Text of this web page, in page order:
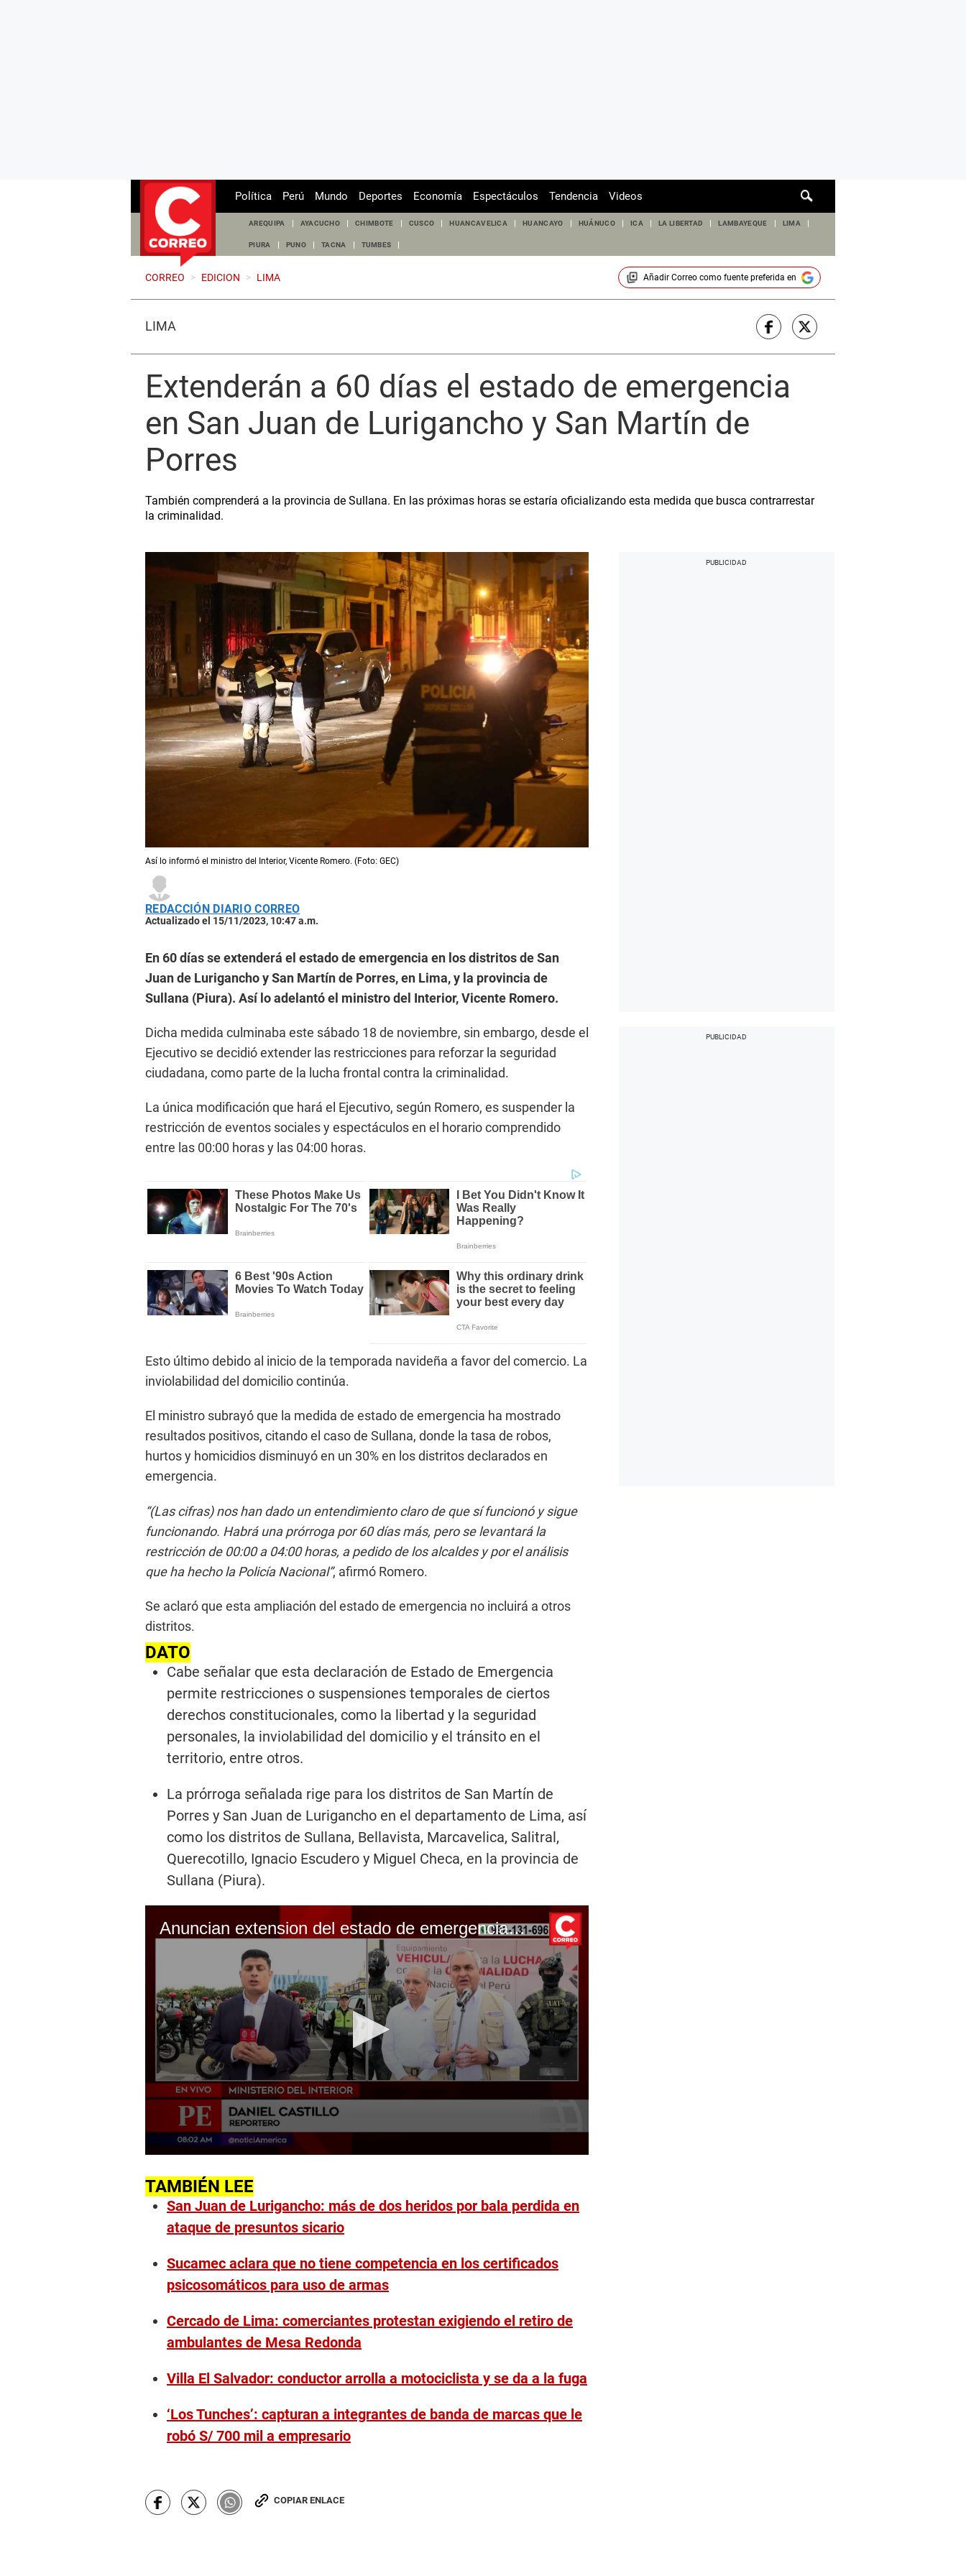
de
Política Perú Mundo Deportes Economía Espectáculos Tendencia Videos
AREQUIPA AYACUCHO CHIMBOTE CUSCO HUANCAVELICA HUANCAYO HUÁNUCO ICA LA LIBERTAD LAMBAYEQUE LIMA
PIURA PUNO TACNA TUMBES
CORREO > EDICION > LIMA Añadir Correocomo fuente preferida en
LIMA
Extenderán a 60 días el estado de emergencia
en San Juan de Lurigancho y San Martín de
Porres
También comprenderá a la provincia de Sullana. En las próximas horas se estaría oficializando esta medida que busca contrarrestar
la criminalidad.
Así lo informó el ministro del Interior, Vicente Romero. (Foto: GEC)
REDACCIÓN DIARIO CORREO
Actualizado el 15/11/2023, 10:47 a.m.
En 60 días se extenderá el estado de emergencia en los distritos de San
Juan de Lurigancho y San Martín de Porres, en Lima, y la provincia de
Sullana (Piura). Así lo adelantó el ministro del Interior, Vicente Romero.
Dicha medida culminaba este sábado 18 de noviembre, sin embargo, desde el
Ejecutivo se decidió extender las restricciones para reforzar la seguridad
ciudadana, como parte de la lucha frontal contra la criminalidad.
La única modificación que hará el Ejecutivo, según Romero, es suspender la
restricción de eventos sociales y espectáculos en el horario comprendido
entre las 00:00 horas y las 04:00 horas.
Esto último debido al inicio de la temporada navideña a favor del comercio. La
inviolabilidad del domicilio continúa.
El ministro subrayó que la medida de estado de emergencia ha mostrado
resultados positivos, citando el caso de Sullana, donde la tasa de robos,
hurtos y homicidios disminuyó en un 30% en los distritos declarados en
emergencia.
“(Las cifras) nos han dado un entendimiento claro de que sí funcionó y sigue
funcionando. Habrá una prórroga por 60 días más, pero se levantará la
restricción de 00:00 a 04:00 horas, a pedido de los alcaldes y por el análisis
que ha hecho la Policía Nacional”, afirmó Romero.
Se aclaró que esta ampliación del estado de emergencia no incluirá a otros
distritos.
DATO
Cabe señalar que esta declaración de Estado de Emergencia
permite restricciones o suspensiones temporales de ciertos
derechos constitucionales, como la libertad y la seguridad
personales, la inviolabilidad del domicilio y el tránsito en el
territorio, entre otros.
La prórroga señalada rige para los distritos de San Martín de
Porres y San Juan de Lurigancho en el departamento de Lima, así
como los distritos de Sullana, Bellavista, Marcavelica, Salitral,
Querecotillo, Ignacio Escudero y Miguel Checa, en la provincia de
Sullana (Piura).
Anuncian extension del estado de emergencia en Lima
e
c
o
l
u
TAMBIÉN LEE
San Juan de Lurigancho: más de dos heridos por bala perdida en
ataque de presuntos sicario
Sucamec aclara que no tiene competencia en los certificados
psicosomáticos para uso de armas
Cercado de Lima: comerciantes protestan exigiendo el retiro de
ambulantes de Mesa Redonda
Villa El Salvador: conductor arrolla a motociclista y se da a la fuga
‘Los Tunches’: capturan a integrantes de banda de marcas que le
robó S/ 700 mil a empresario
COPIAR ENLACE